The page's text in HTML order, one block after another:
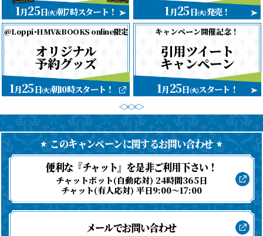
1月25日(火)朝7時スタート！ 1月25日(火)発売！
@Loppi･HMV&BOOKS online限定
オリジナル
予約グッズ
1月25日(火)朝10時スタート！
キャンペーン開催記念！
引用ツイート
キャンペーン
1月25日(火)スタート！
このキャンペーンに関するお問い合わせ
便利な『チャット』を是非ご利用下さい！
チャットボット(自動応対) 24時間365日
チャット(有人応対) 平日9:00～17:00
メールでお問い合わせ